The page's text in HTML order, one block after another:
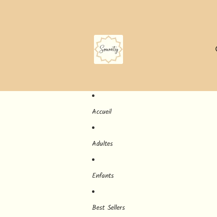
Accueil
Adultes
Enfants
Best Sellers